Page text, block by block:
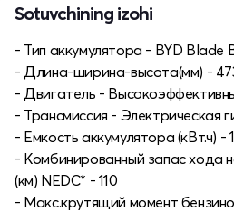
Sotuvchining izohi
- Тип аккумулятора - BYD Blade
- Длина-ширина-высота(мм) -
- Двигатель -
- Трансмиссия - Электрическая
- Емкость аккумулятора (кВт.ч) -
- Комбинированный запас хода
(км) NEDC* - 110
- Макс.крутящий момент